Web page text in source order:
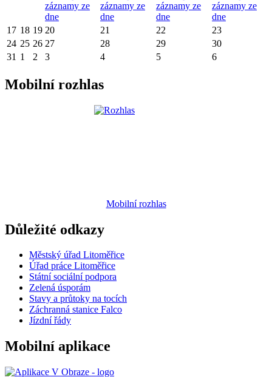
záznamy ze
dne
záznamy ze
dne
záznamy ze
dne
záznamy ze
dne
17 18 19 20 21 22
23
24 25 26 27 28 29
30
31 1 2 3 4 5 6
Mobilní rozhlas
Mobilní rozhlas
Důležité odkazy
Městský úřad Litoměřice
Úřad práce Litoměřice
Státní sociální podpora
Zelená úsporám
Stavy a průtoky na tocích
Záchranná stanice Falco
Jízdní řády
Mobilní aplikace